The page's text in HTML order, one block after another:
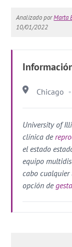
Analizado porMarta
10/01/2022
Chicago
University of
clínica de
el estado
equipo
cabo cualquier
opción de